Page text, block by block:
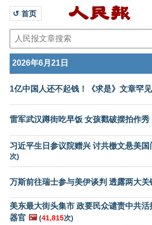
↺ 首页
2026年6月21日
1亿中国人还不起钱！《求是》文章罕
雷军武汉蹲街吃早饭 女孩戳破摆拍作秀
习近平生日参议院赠兴 讨共檄文悬美国
次)
万斯前往瑞士参与美伊谈判 透露两大关
美东最大街头集市 政要民众谴责中共活
器官 🖼️ (41,815次)